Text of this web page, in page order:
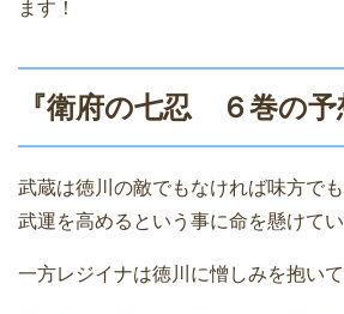
ます！
『衛府の七忍 ６巻の予
武蔵は徳川の敵でもなければ味方でも
武運を高めるという事に命を懸けてい
一方レジイナは徳川に憎しみを抱いて